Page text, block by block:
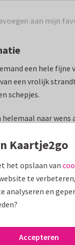
aan mijn
een hele fijne
een vrolijk
schepjes.
naar wens
Tirza Fijne
kaart
uit 6 luxe
Kaartje2go
het opslaan van
te
analyseren en
Accepteren